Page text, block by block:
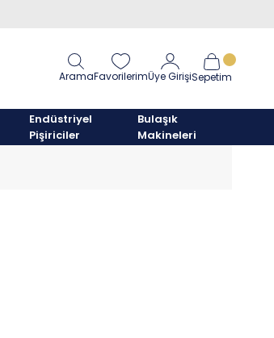
AramaFavorilerimÜye GirişiSepetim
Endüstriyel
Pişiriciler
Bulaşık
Makineleri